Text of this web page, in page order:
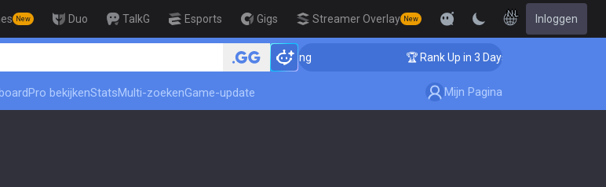
New Duo TalkG Esports Gigs Streamer Overlay New
NL Inloggen
🏆 Rank Up in 3 Days! Challenger Coaching 🏆 Rank Up in 3 Days! Challenger Coaching
Pro bekijkenStatsMulti-zoekenGame-update Mijn Pagina